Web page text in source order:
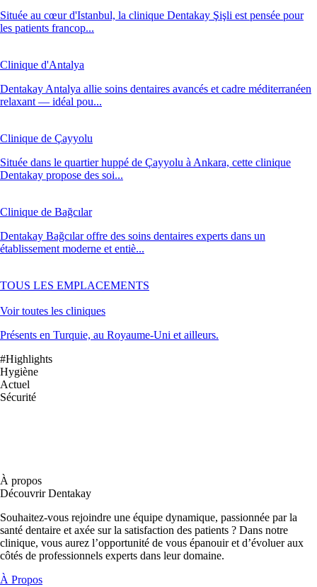
Située au cœur d'Istanbul, la clinique Dentakay Şişli est pensée pour
les patients francop...
Clinique d'Antalya
Dentakay Antalya allie soins dentaires avancés et cadre méditerranéen
relaxant — idéal pou...
Clinique de Çayyolu
Située dans le quartier huppé de Çayyolu à Ankara, cette clinique
Dentakay propose des soi...
Clinique de Bağcılar
Dentakay Bağcılar offre des soins dentaires experts dans un
établissement moderne et entiè...
TOUS LES EMPLACEMENTS
Voir toutes les cliniques
Présents en Turquie, au Royaume-Uni et ailleurs.
#Highlights
Hygiène
Actuel
Sécurité
À propos
Découvrir Dentakay
Souhaitez-vous rejoindre une équipe dynamique, passionnée par la
santé dentaire et axée sur la satisfaction des patients ? Dans notre
clinique, vous aurez l’opportunité de vous épanouir et d’évoluer aux
côtés de professionnels experts dans leur domaine.
À Propos